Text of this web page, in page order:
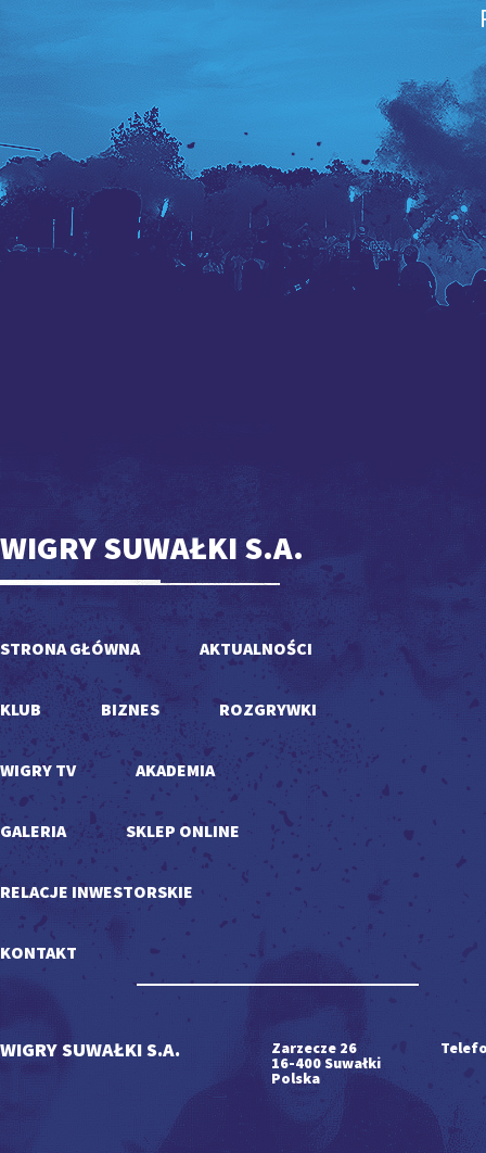
WIGRY SUWAŁKI S.A.
STRONA GŁÓWNA AKTUALNOŚCI
KLUB BIZNES ROZGRYWKI
WIGRY TV AKADEMIA
GALERIA SKLEP ONLINE
RELACJE INWESTORSKIE
KONTAKT
WIGRY SUWAŁKI S.A. Zarzecze 26
16-400 Suwałki
Polska